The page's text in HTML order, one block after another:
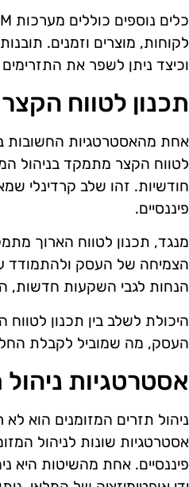
לקוחות, מוצרים וזמנים.
וכיצד ניתן לשפר את
תכנון לטווח
אחת מהאסטרטגיות החשובות
לטווח הקצר מתמקד בניהול
חודשיות. זהו שלב קרדינלי
פיננסיים.
מנגד, תכנון לטווח הארוך
הצמיחה של העסק ולהתמודד
הנחות לגבי השקעות חדשות,
היכולת לשלב בין תכנון
העסק, מה שמוביל לקבלת
אסטרטגיות ניהול
ניהול תזרים המזומנים הוא
אסטרטגיות שונות לניהול
פיננסיים. אחת מהשיטות היא